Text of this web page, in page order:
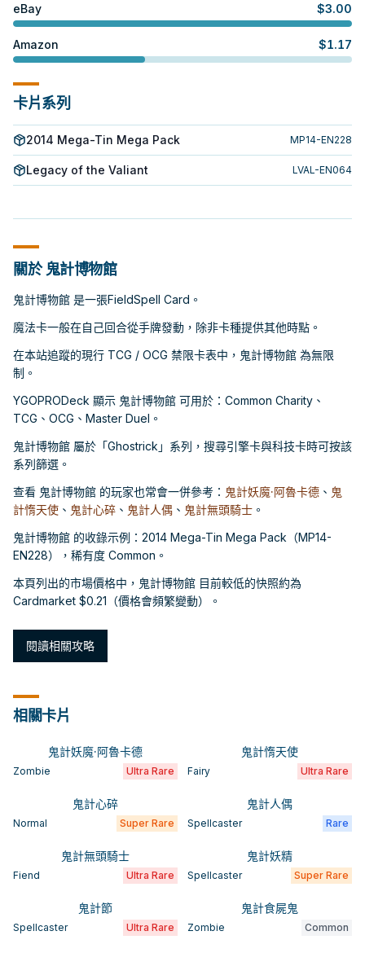
eBay $3.00
Amazon $1.17
卡片系列
2014 Mega-Tin Mega Pack MP14-EN228
Legacy of the Valiant LVAL-EN064
關於 鬼計博物館
鬼計博物館 是一張FieldSpell Card。
魔法卡一般在自己回合從手牌發動，除非卡種提供其他時點。
在本站追蹤的現行 TCG / OCG 禁限卡表中，鬼計博物館 為無限
制。
YGOPRODeck 顯示 鬼計博物館 可用於：Common Charity、
TCG、OCG、Master Duel。
鬼計博物館 屬於「Ghostrick」系列，搜尋引擎卡與科技卡時可按該
系列篩選。
查看 鬼計博物館 的玩家也常會一併參考： 鬼計妖魔·阿魯卡德 、 鬼
計惰天使 、 鬼計心碎 、 鬼計人偶 、 鬼計無頭騎士 。
鬼計博物館 的收錄示例：2014 Mega-Tin Mega Pack（MP14-
EN228），稀有度 Common。
本頁列出的市場價格中，鬼計博物館 目前較低的快照約為
Cardmarket $0.21（價格會頻繁變動）。
閱讀相關攻略
相關卡片
鬼計妖魔·阿魯卡德
Zombie Ultra Rare
鬼計惰天使
Fairy Ultra Rare
鬼計心碎
Normal Super Rare
鬼計人偶
Spellcaster Rare
鬼計無頭騎士
Fiend Ultra Rare
鬼計妖精
Spellcaster Super Rare
鬼計節
Spellcaster Ultra Rare
鬼計食屍鬼
Zombie Common